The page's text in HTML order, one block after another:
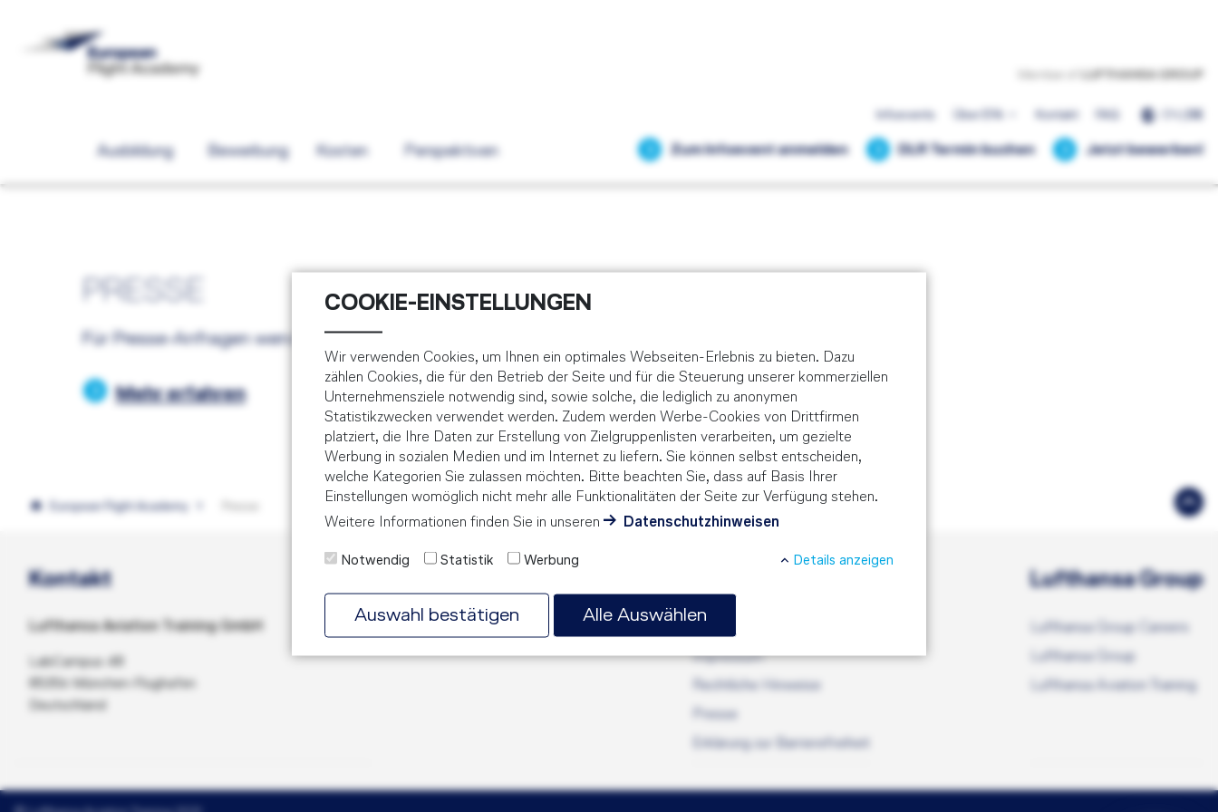
COOKIE-EINSTELLUNGEN
Wir verwenden Cookies, um Ihnen ein optimales Webseiten-Erlebnis zu bieten. Dazu
zählen Cookies, die für den Betrieb der Seite und für die Steuerung unserer kommerziellen
Unternehmensziele notwendig sind, sowie solche, die lediglich zu anonymen
Statistikzwecken verwendet werden. Zudem werden Werbe-Cookies von Drittfirmen
platziert, die Ihre Daten zur Erstellung von Zielgruppenlisten verarbeiten, um gezielte
Werbung in sozialen Medien und im Internet zu liefern. Sie können selbst entscheiden,
welche Kategorien Sie zulassen möchten. Bitte beachten Sie, dass auf Basis Ihrer
Einstellungen womöglich nicht mehr alle Funktionalitäten der Seite zur Verfügung stehen.
Weitere Informationen finden Sie in unseren
Datenschutzhinweisen
Notwendig Statistik Werbung Details anzeigen
Auswahl bestätigen Alle Auswählen
Ausbildung Bewerbung Kosten Perspektiven Zum Infoevent anmelden DLR Termin buchen Jetzt bewerben!
PRESSE
Für Presse-Anfragen wenden Sie sich bitte an die Presseabteilung der Lufthansa Aviation Training:
Mehr erfahren
European Flight Academy
Kontakt
Lufthansa Aviation Training GmbH
LabCampus 48
85356 München-Flughafen
Deutschland
Impressum
Rechtliche Hinweise
Presse
Erklärung zur Barrierefreiheit
Lufthansa Group
Lufthansa Group Careers
Lufthansa Group
Lufthansa Aviation Training